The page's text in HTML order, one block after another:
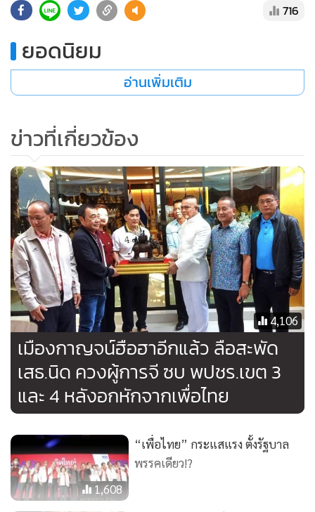
สมาชิกสภา อบจ.กาญจนบุรี คนนี้ถือว่าเป็นคนรุ่นใหม่ไฟแรงเช่น
คอการเมืองในพื้นที่จังหวัดกาญจนบุรีมากที่สุดคือ ว่าที่ผู้สมัคร
เขต 3 (อ.ท่ามะกา อ.พนมทวน) น.ส.พลอย ธนิกุล หรือน้องพลอย
ทายาท แคล้ว ธนิกุล อดีตเจ้าพ่อนครบาล และเขมพร ต่างใจเย็น
พลอย ลงพื้นที่พบปะประชาชนในพื้นที่ในนามพรรคพลังประชา
รัฐ (พปชร.) ของบิ๊กป้อม พล.อ.ประวิตร วงษ์สุวรรณ มาโดย
ตลอด
แต่ในที่สุดกลับกลายเป็นพรรคเพื่อไทยที่คว้าตัวไปครอง หลังจาก
เปิดตัว น.ส.พลอย ได้โพสต์ข้อความและรูปภาพลงเฟซบุ๊กส่วนตัว
ซึ่งได้รับเสียงตอบรับจากชาว อ.พนมทวน อ.ท่ามะกา กันอย่าง
ล้นหลาม มีผู้เข้าไปแสดงความยินดีและต้อนรับกันเป็นจำนวน
มากเลยทีเดียว
อีก 1 เขตที่พรรคเพื่อไทยเปิดตัวแล้วสร้างความฮือฮามากคือ การ
เปิดตัวนายศักดิ์ดา วิเชียรศิลป์ อดีตอธิบดีกรมทรัพยากรน้ำ
บาดาล (ทส.) เป็นว่าที่ผู้สมัคร ส.ส.พรรคเพื่อไทย เขต 4 (อ.ห้วย
ไม่นานกลายเป็นข่าวถึงความขัดแย้งภายในพรรคจนโด่งดังไปทั่ว
ประเทศ
แต่ความขัดแย้งดังกล่าวเป็นเรื่องส่วนตัวไม่เกี่ยวกับพรรคเพื่อไทย
716
ยอดนิยม
อ่านเพิ่มเติม
ข่าวที่เกี่ยวข้อง
4,106
เมืองกาญจน์ฮือฮาอีกแล้ว ลือสะพัด
เสธ.นิด ควงผู้การจี ซบ พปชร.เขต 3
และ 4 หลังอกหักจากเพื่อไทย
1,608
“เพื่อไทย” กระแสแรง ตั้งรัฐบาล
พรรคเดียว!?